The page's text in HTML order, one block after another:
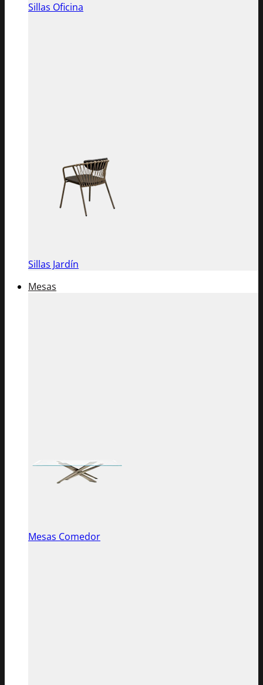
Sillas Oficina
Sillas Jardín
Mesas
Mesas Comedor